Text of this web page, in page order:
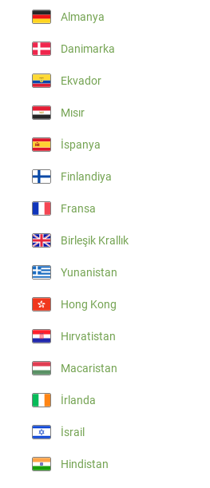
Almanya
Danimarka
Ekvador
Mısır
İspanya
Finlandiya
Fransa
Birleşik Krallık
Yunanistan
Hong Kong
Hırvatistan
Macaristan
İrlanda
İsrail
Hindistan